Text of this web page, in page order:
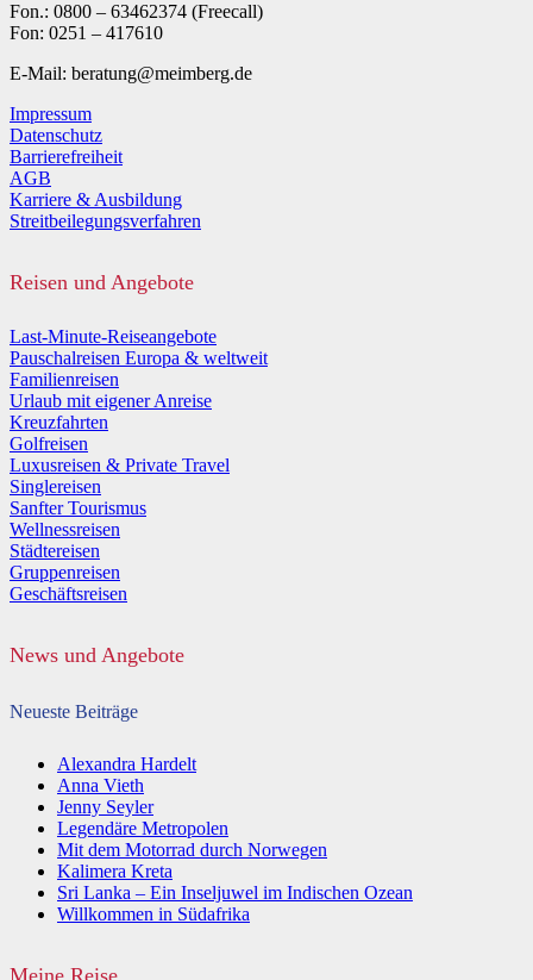
Fon.: 0800 – 63462374 (Freecall)
Fon: 0251 – 417610
E-Mail: beratung@meimberg.de
Impressum
Datenschutz
Barrierefreiheit
AGB
Karriere & Ausbildung
Streitbeilegungsverfahren
Reisen und Angebote
Last-Minute-Reiseangebote
Pauschalreisen Europa & weltweit
Familienreisen
Urlaub mit eigener Anreise
Kreuzfahrten
Golfreisen
Luxusreisen & Private Travel
Singlereisen
Sanfter Tourismus
Wellnessreisen
Städtereisen
Gruppenreisen
Geschäftsreisen
News und Angebote
Neueste Beiträge
Alexandra Hardelt
Anna Vieth
Jenny Seyler
Legendäre Metropolen
Mit dem Motorrad durch Norwegen
Kalimera Kreta
Sri Lanka – Ein Inseljuwel im Indischen Ozean
Willkommen in Südafrika